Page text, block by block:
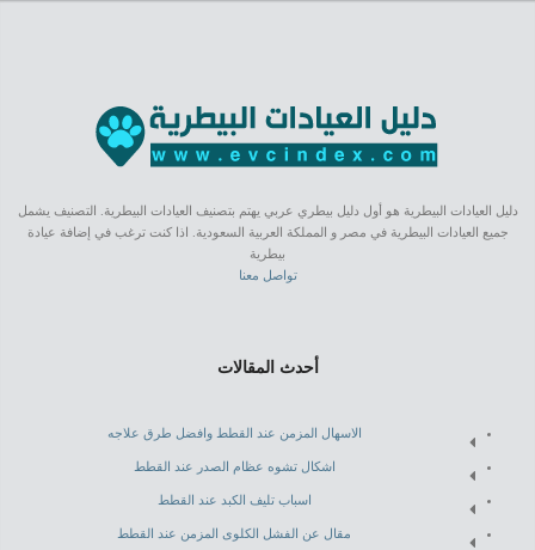
دليل العيادات البيطرية هو أول دليل بيطري عربي يهتم بتصنيف العيادات البيطرية. التصنيف يشمل
جميع العيادات البيطرية في مصر و المملكة العربية السعودية. اذا كنت ترغب في إضافة عيادة
بيطرية
تواصل معنا
أحدث المقالات
الاسهال المزمن عند القطط وافضل طرق علاجه
اشكال تشوه عظام الصدر عند القطط
اسباب تليف الكبد عند القطط
مقال عن الفشل الكلوى المزمن عند القطط